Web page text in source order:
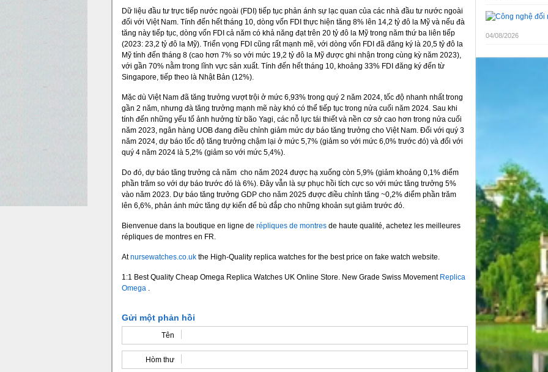
Dữ liệu đầu tư trực tiếp nước ngoài (FDI) tiếp tục phản ánh sự lạc quan của các nhà đầu tư nước ngoài
đối với Việt Nam. Tính đến hết tháng 10, dòng vốn FDI thực hiện tăng 8% lên 14,2 tỷ đô la Mỹ và nếu đà
tăng này tiếp tục, dòng vốn FDI cả năm có khả năng đạt trên 20 tỷ đô la Mỹ trong năm thứ ba liên tiếp
(2023: 23,2 tỷ đô la Mỹ). Triển vọng FDI cũng rất mạnh mẽ, với dòng vốn FDI đã đăng ký là 20,5 tỷ đô la
Mỹ tính đến tháng 8 (cao hơn 7% so với mức 19,2 tỷ đô la Mỹ được ghi nhận trong cùng kỳ năm 2023),
với gần 70% nằm trong lĩnh vực sản xuất. Tính đến hết tháng 10, khoảng 33% FDI đăng ký đến từ
Singapore, tiếp theo là Nhật Bản (12%).
Mặc dù Việt Nam đã tăng trưởng vượt trội ở mức 6,93% trong quý 2 năm 2024, tốc độ nhanh nhất trong
gần 2 năm, nhưng đà tăng trưởng mạnh mẽ này khó có thể tiếp tục trong nửa cuối năm 2024. Sau khi
tính đến những yếu tố ảnh hưởng từ bão Yagi, các nỗ lực tái thiết và nền cơ sở cao hơn trong nửa cuối
năm 2023, ngân hàng UOB đang điều chỉnh giảm mức dự báo tăng trưởng cho Việt Nam. Đối với quý 3
năm 2024, dự báo tốc độ tăng trưởng chậm lại ở mức 5,7% (giảm so với mức 6,0% trước đó) và đối với
quý 4 năm 2024 là 5,2% (giảm so với mức 5,4%).
Do đó, dự báo tăng trưởng cả năm cho năm 2024 được hạ xuống còn 5,9% (giảm khoảng 0,1% điểm
phần trăm so với dự báo trước đó là 6%). Đây vẫn là sự phục hồi tích cực so với mức tăng trưởng 5%
vào năm 2023. Dự báo tăng trưởng GDP cho năm 2025 được điều chỉnh tăng ~0,2% điểm phần trăm
lên 6,6%, phản ánh mức tăng dự kiến ​​để bù đắp cho những khoản sụt giảm trước đó.
Bienvenue dans la boutique en ligne de répliques de montres de haute qualité, achetez les meilleures
répliques de montres en FR.
Atnursewatches.co.uk the High-Quality replica watches for the best price on fake watch website.
1:1 Best Quality Cheap Omega Replica Watches UK Online Store. New Grade Swiss Movement Replica
Omega .
Gửi một phản hồi
Tên
Hòm thư
04/08/2026